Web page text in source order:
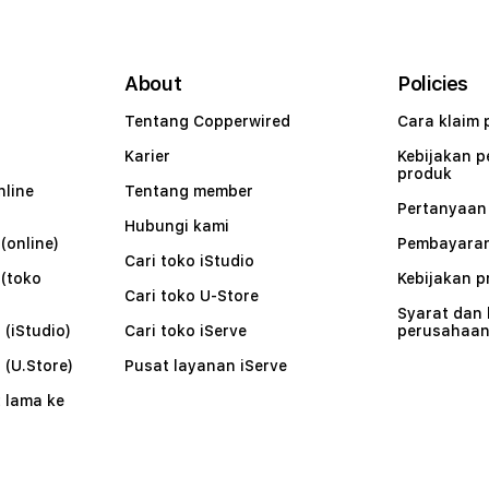
lama ke
About
Tentang Copperwired
Karier
Tentang member
Hubungi kami
Cari toko iStudio
Cari toko U-Store
Cari toko iServe
Pusat layanan iServe
Policies
Cara klaim
Kebijakan
produk
Pertanyaan
Kebijakan
Syarat dan
perusahaan